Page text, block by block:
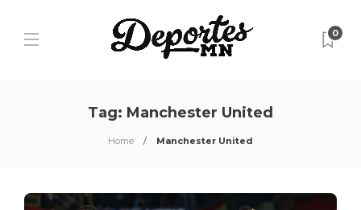
0
Tag: Manchester United
Home Manchester United